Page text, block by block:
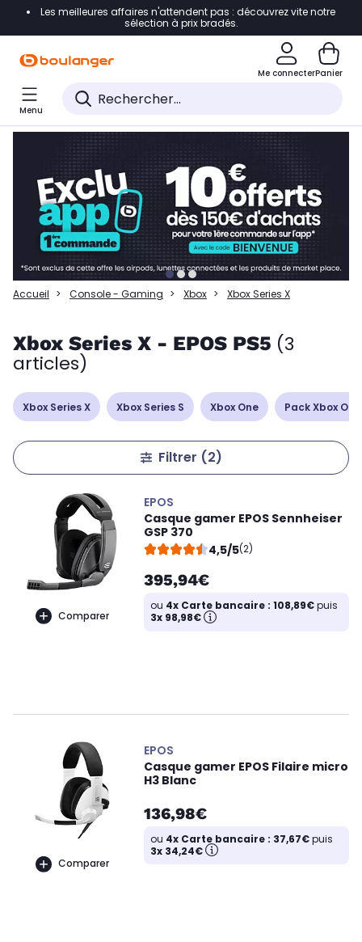
Accéder directement à la navigation
Accéder directement à la liste des produits
Accéder directement au contenu
Accéder directement au pied de page
Accéder directement au chatbot
Les meilleures affaires n'attendent pas : découvrez vite notre
sélection à prix bradés.
Me connecterPanier
Menu
Accueil Console - Gaming Xbox Xbox Series X
Xbox Series X - EPOS PS5 (3
articles)
Xbox Series X Xbox Series S Xbox One Pack Xbox One
Filtrer (2)
Comparer
EPOS
Casque gamer EPOS Sennheiser
GSP 370
4,5/5(2)
395,94€
ou 4x Carte bancaire : 108,89€puis
3x 98,98€
Comparer
EPOS
Casque gamer EPOS Filaire micro
H3 Blanc
136,98€
ou 4x Carte bancaire : 37,67€puis
3x 34,24€